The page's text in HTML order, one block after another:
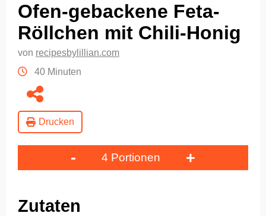
Ofen-gebackene Feta-
Röllchen mit Chili-Honig
von recipesbylillian.com
40 Minuten
Drucken
- 4 Portionen +
Zutaten